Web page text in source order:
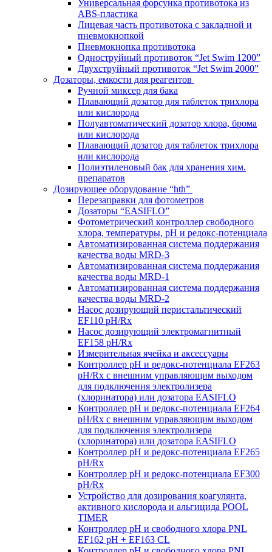
Универсальная форсунка противотока из
ABS-пластика
Лицевая часть противотока с закладной и
пневмокнопкой
Пневмокнопка противотока
Одноструйный противоток “Jet Swim 1200”
Двухструйный противоток “Jet Swim 2000”
Дозаторы, емкости для реагентов
Ручной миксер для бака
Плавающий дозатор для таблеток трихлора
или кислорода
Полуавтоматический дозатор хлора, брома
или кислорода
Плавающий дозатор для таблеток трихлора
или кислорода
Полиэтиленовый бак для хранения хим.
препаратов
Дозирующее оборудование “hth”
Перезаправки для фотометров
Дозаторы “EASIFLO”
Фотометрический контроллер свободного
хлора, температуры, рН и редокс-потенциала
Автоматизированная система поддержания
качества воды MRD-3
Автоматизированная система поддержания
качества воды MRD-1
Автоматизированная система поддержания
качества воды MRD-2
Насос дозирующий перистальтический
EF110 pH/Rx
Насос дозирующий электромагнитный
EF158 pH/Rx
Измерительная ячейка и аксессуары
Контроллер рН и редокс-потенциала EF263
pH/Rx с внешним управляющим выходом
для подключения электролизера
(хлоринатора) или дозатора EASIFLO
Контроллер рН и редокс-потенциала EF264
pH/Rx с внешним управляющим выходом
для подключения электролизера
(хлоринатора) или дозатора EASIFLO
Контроллер рН и редокс-потенциала EF265
pH/Rx
Контроллер рН и редокс-потенциала EF300
pH/Rx
Устройство для дозирования коагулянта,
активного кислорода и альгицида POOL
TIMER
Контроллер рН и свободного хлора PNL
EF162 pH + EF163 CL